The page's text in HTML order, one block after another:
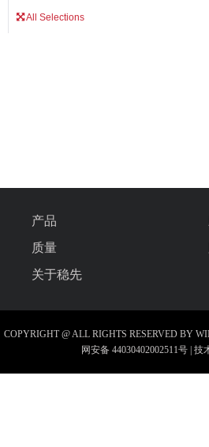
All Selections
产品
质量
关于稳先
COPYRIGHT @ ALL RIGHTS RESERVED BY
网安备 44030402002511号 | 技